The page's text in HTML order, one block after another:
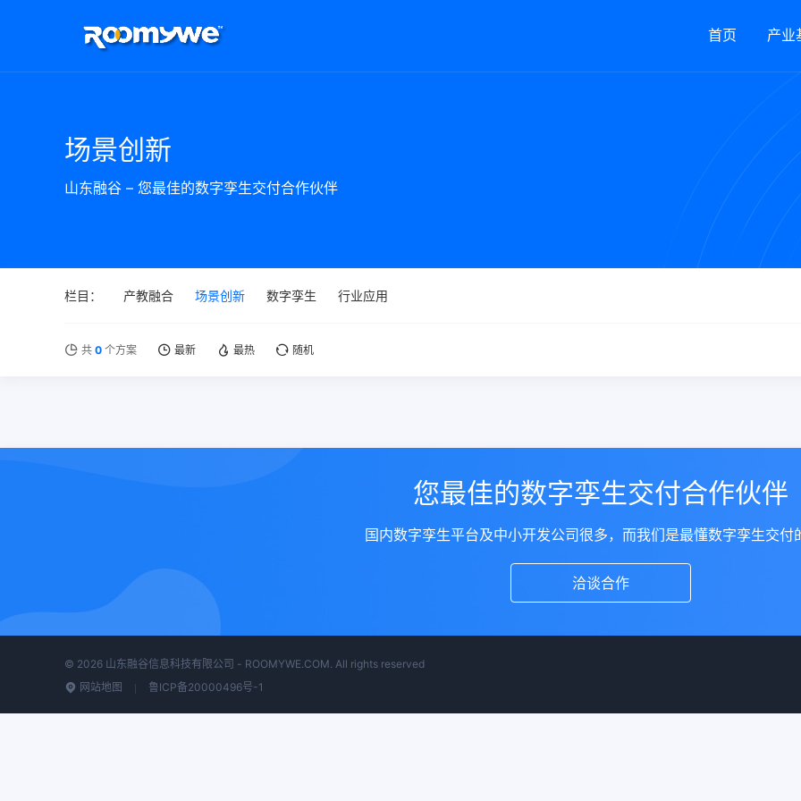
首页 产业
场景创新
山东融谷 – 您最佳的数字孪生交付合作伙伴
栏目： 产教融合 场景创新 数字孪生 行业应用
共 0 个方案 最新 最热 随机
您最佳的数字孪生交付合作伙伴
国内数字孪生平台及中小开发公司很多，而我们是最懂数字孪生交付
洽谈合作
© 2026 山东融谷信息科技有限公司 - ROOMYWE.COM. All rights reserved
网站地图
鲁ICP备20000496号-1